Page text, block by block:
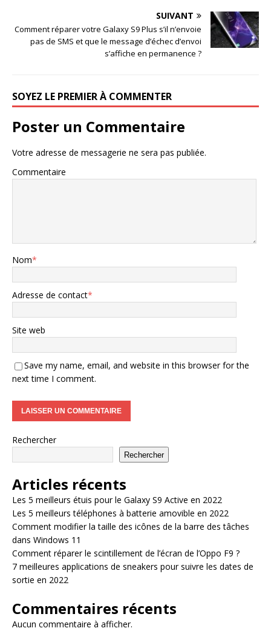
SUIVANT
Comment réparer votre Galaxy S9 Plus s’il n’envoie
pas de SMS et que le message d’échec d’envoi
s’affiche en permanence ?
SOYEZ LE PREMIER À COMMENTER
Poster un Commentaire
Votre adresse de messagerie ne sera pas publiée.
Commentaire
Nom*
Adresse de contact*
Site web
Save my name, email, and website in this browser for the
next time I comment.
Rechercher
Rechercher
Articles récents
Les 5 meilleurs étuis pour le Galaxy S9 Active en 2022
Les 5 meilleurs téléphones à batterie amovible en 2022
Comment modifier la taille des icônes de la barre des tâches
dans Windows 11
Comment réparer le scintillement de l’écran de l’Oppo F9 ?
7 meilleures applications de sneakers pour suivre les dates de
sortie en 2022
Commentaires récents
Aucun commentaire à afficher.